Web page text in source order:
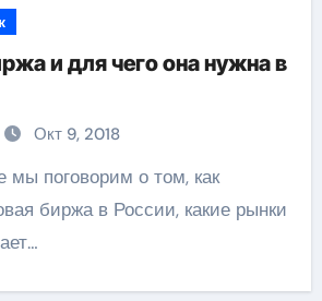
и для чего она нужна в
Окт 9, 2018
биржа в России, какие рынки